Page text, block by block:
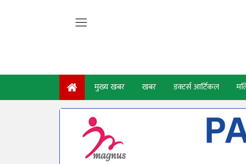
मुख्य खबर खबर डक्टर्स आर्टिकल